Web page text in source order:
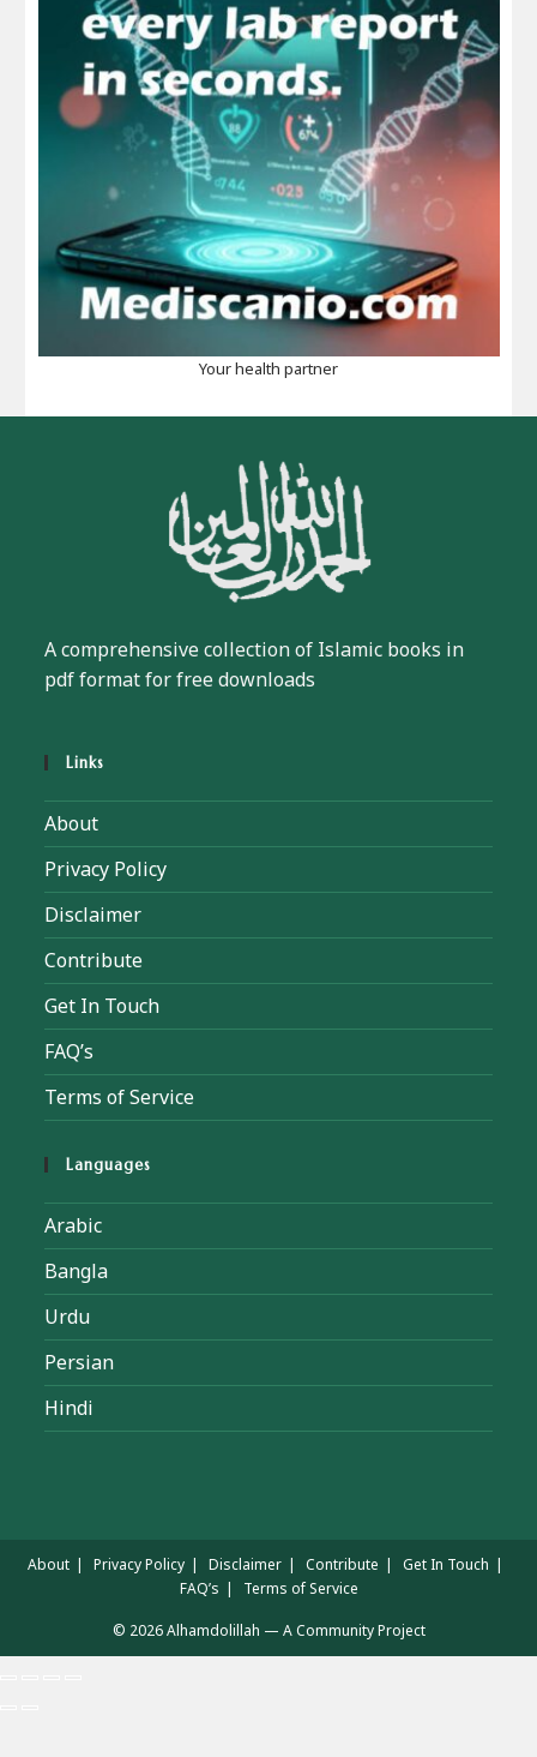
Your health partner
A comprehensive collection of Islamic books in
pdf format for free downloads
Links
About
Privacy Policy
Disclaimer
Contribute
Get In Touch
FAQ’s
Terms of Service
Languages
Arabic
Bangla
Urdu
Persian
Hindi
About Privacy Policy Disclaimer Contribute
Get In Touch
FAQ’s
Terms of Service
© 2026 Alhamdolillah — A Community Project